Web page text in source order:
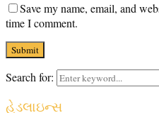
Save my name, email, and
time I comment.
Search for:
હેડલાઇન્સ